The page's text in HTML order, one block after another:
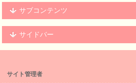
サブコンテンツ
サイドバー
サイト管理者